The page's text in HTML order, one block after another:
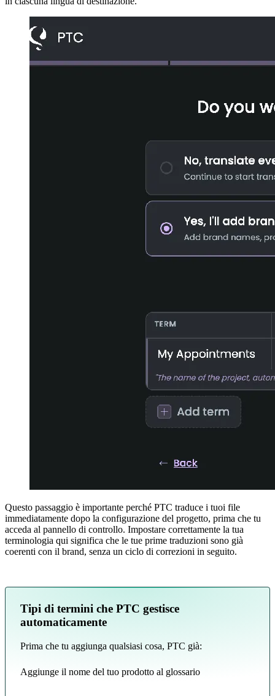
Questo passaggio è importante perché PTC traduce i tuoi file
immediatamente dopo la configurazione del progetto, prima che tu
acceda al pannello di controllo. Impostare correttamente la tua
terminologia qui significa che le tue prime traduzioni sono già
coerenti con il brand, senza un ciclo di correzioni in seguito.
Tipi di termini che PTC gestisce
automaticamente
Prima che tu aggiunga qualsiasi cosa, PTC già:
Aggiunge il nome del tuo prodotto al glossario